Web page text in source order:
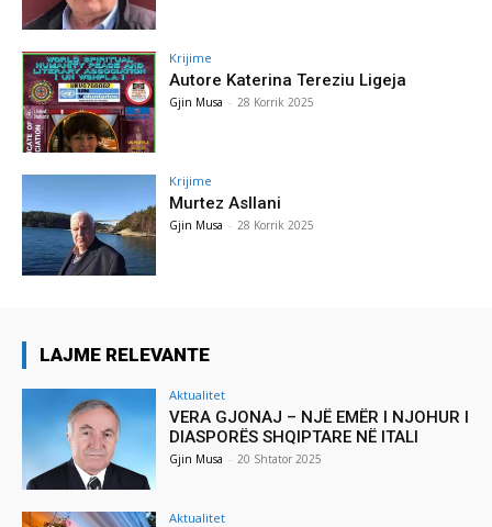
Krijime
Autore Katerina Tereziu Ligeja
Gjin Musa - 28 Korrik 2025
Krijime
Murtez Asllani
Gjin Musa - 28 Korrik 2025
LAJME RELEVANTE
Aktualitet
VERA GJONAJ – NJË EMËR I NJOHUR I
DIASPORËS SHQIPTARE NË ITALI
Gjin Musa - 20 Shtator 2025
Aktualitet